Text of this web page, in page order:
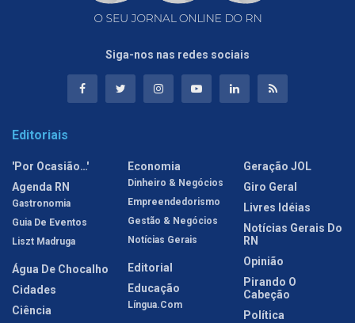
Siga-nos nas redes sociais
Editoriais
'Por Ocasião…'
Agenda RN
Gastronomia
Guia De Eventos
Liszt Madruga
Água De Chocalho
Cidades
Ciência
Economia
Dinheiro & Negócios
Empreendedorismo
Gestão & Negócios
Notícias Gerais
Editorial
Educação
Língua.com
Geração JOL
Giro Geral
Livres Idéias
Notícias Gerais Do
RN
Opinião
Pirando O
Cabeção
Política